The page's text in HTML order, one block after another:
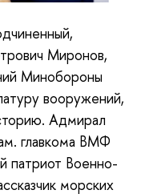
Миронов,
Минобороны
вооружений,
Адмирал
главкома ВМФ
патриот Военно-
морских